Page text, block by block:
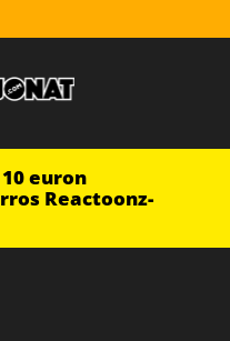
euron
Reactoonz-